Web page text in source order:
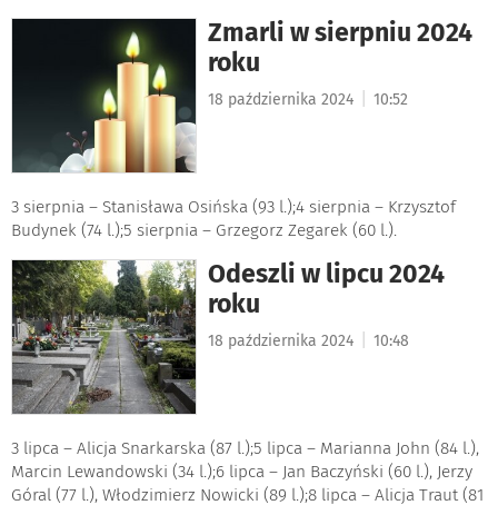
Zmarli w sierpniu 2024
roku
18 października 2024 10:52
3 sierpnia – Stanisława Osińska (93 l.);4 sierpnia – Krzysztof
Budynek (74 l.);5 sierpnia – Grzegorz Zegarek (60 l.).
Odeszli w lipcu 2024
roku
18 października 2024 10:48
3 lipca – Alicja Snarkarska (87 l.);5 lipca – Marianna John (84 l.),
Marcin Lewandowski (34 l.);6 lipca – Jan Baczyński (60 l.), Jerzy
Góral (77 l.), Włodzimierz Nowicki (89 l.);8 lipca – Alicja Traut (81